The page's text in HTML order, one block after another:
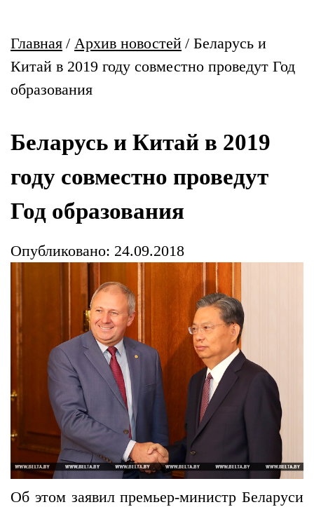
Главная / Архив новостей / Беларусь и
Китай в 2019 году совместно проведут Год
образования
Беларусь и Китай в 2019
году совместно проведут
Год образования
Опубликовано: 24.09.2018
Об этом заявил премьер-министр Беларуси